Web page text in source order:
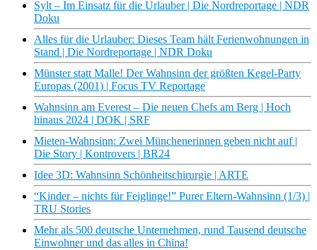
Sylt – Im Einsatz für die Urlauber | Die Nordreportage | NDR
Doku
Alles für die Urlauber: Dieses Team hält Ferienwohnungen in
Stand | Die Nordreportage | NDR Doku
Münster statt Malle! Der Wahnsinn der größten Kegel-Party
Europas (2001) | Focus TV Reportage
Wahnsinn am Everest – Die neuen Chefs am Berg | Hoch
hinaus 2024 | DOK | SRF
Mieten-Wahnsinn: Zwei Münchenerinnen geben nicht auf |
Die Story | Kontrovers | BR24
Idee 3D: Wahnsinn Schönheitschirurgie | ARTE
“Kinder – nichts für Feiglinge!” Purer Eltern-Wahnsinn (1/3) |
TRU Stories
Mehr als 500 deutsche Unternehmen, rund Tausend deutsche
Einwohner und das alles in China!